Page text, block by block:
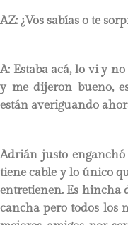
AZ: ¿Vos sabías o te
A: Estaba acá, lo vi y
y me dijeron bueno,
están averiguando
Adrián justo
tiene cable y lo único
entretienen. Es hincha
cancha pero todos los